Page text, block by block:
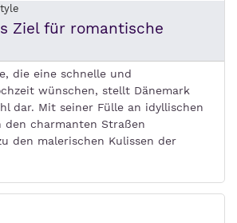
Ziel für romantische
die eine schnelle und
wünschen, stellt Dänemark
dar. Mit seiner Fülle an idyllischen
den charmanten Straßen
den malerischen Kulissen der